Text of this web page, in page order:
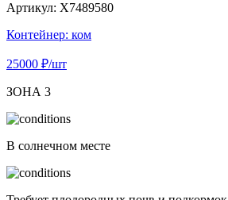
Артикул: X7489580
Контейнер: ком
25000 ₽/шт
ЗОНА 3
В солнечном месте